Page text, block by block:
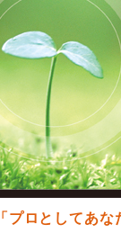
「プロとしてあな